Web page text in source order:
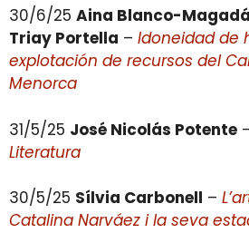
30/6/25 Aina Blanco-
Triay Portella – Idoneidad de
explotación de recursos del
Menorca
31/5/25 José Nicolás Potente
Literatura
30/5/25 Sílvia Carbonell –
Catalina Narváez i la seva